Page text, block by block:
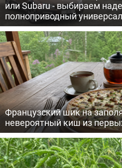
или Subaru - выбираем
полноприводный
Французский шик на
невероятный киш из